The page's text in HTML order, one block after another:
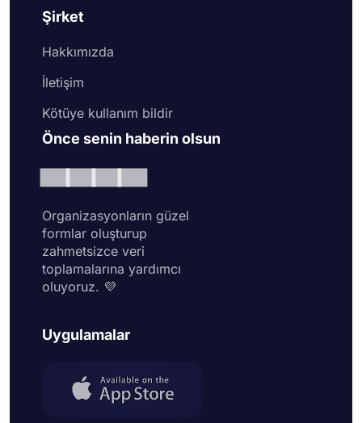
Şirket
Hakkımızda
İletişim
Kötüye kullanım bildir
Önce senin haberin olsun
Organizasyonların güzel
formlar oluşturup
zahmetsizce veri
toplamalarına yardımcı
oluyoruz. 💜
Uygulamalar